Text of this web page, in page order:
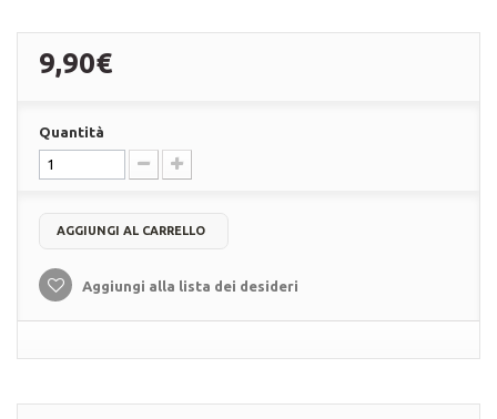
9,90€
Quantità
AGGIUNGI AL CARRELLO
Aggiungi alla lista dei desideri